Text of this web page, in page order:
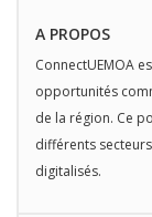
A PROPOS
ConnectUEMOA
opportunités
de la région. Ce
différents
digitalisés.